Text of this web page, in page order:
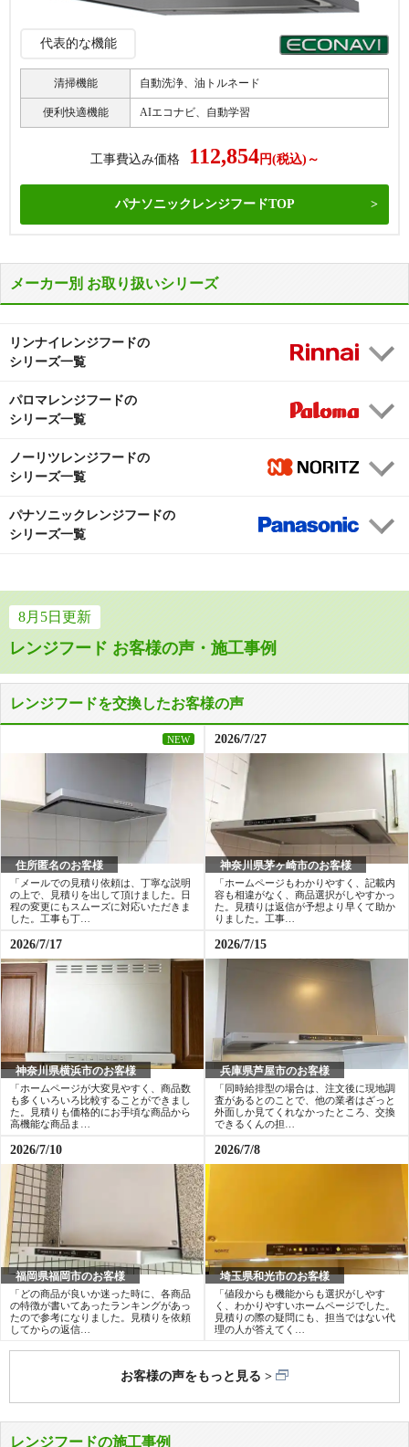
代表的な機能
清掃機能 自動洗浄、油トルネード
便利快適機能 AIエコナビ、自動学習
工事費込み価格 112,854円(税込)～
パナソニックレンジフードTOP
メーカー別 お取り扱いシリーズ
リンナイレンジフードの
シリーズ一覧
ハイグレード
TAGシリーズ
工事費込み
216,885円(税込)～
ハイグレード
工事費込み
ハイグレード
XGRシリーズ
工事費込み
176,866 円(税込)～
ミドルグレード
LGRシリーズ
工事費込み
150,994円(税込)～
ベーシックグレード
TLRシリーズ
4.7
122,244円(税込)～
パロマレンジフードの
シリーズ一覧
ハイグレード
VRACシリーズ
工事費込み
208,982円(税込)～
ハイグレード
WNBS-Hシリーズ
工事費込み
149,274
VRASシリーズ
4.8
工事費込み
174,035
ミドルグレード
WNBS-Yシリーズ
4.7
工事費込み
126,625
ベーシックグレード
工事費込み
123,050
ベーシックグレード
4.6
ノーリツレンジフードの
シリーズ一覧
ハイグレード
イージア
4.6
工事費込み
ハイグレード
クララタッチ
4.6
工事費込み
155,120
ミドルグレード
クララ(連動あり)
工事費込み
132,877
ベーシックグレード
クララ(連動なし)
110,356
ベーシックグレード
S20シリーズ
工事費込み
100,594円(税込)～
パナソニックレンジフードの
シリーズ一覧
DWDシリーズ
294,420
DNシリーズ
工事費込み
151,860
HGCシリーズ
工事費込み
123,678円(税込)～
ベーシックグレード
HZCシリーズ
工事費込み
112,854円(税込)～
8月5日更新
レンジフード お客様の声・施工事例
レンジフードを交換したお客様の声
NEW
住所匿名のお客様
「メールでの見積り依頼は、丁寧な説明
の上で、見積りを出して頂けました。日
程の変更にもスムーズに対応いただきま
した。工事も丁…
2026/7/27
神奈川県茅ヶ崎市のお客様
「ホームページもわかりやすく、記載内
容も相違がなく、商品選択がしやすかっ
た。見積りは返信が予想より早くて助か
りました。工事…
2026/7/17
神奈川県横浜市のお客様
「ホームページが大変見やすく、商品数
も多くいろいろ比較することができまし
た。見積りも価格的にお手頃な商品から
高機能な商品ま…
2026/7/15
兵庫県芦屋市のお客様
「同時給排型の場合は、注文後に現地調
査があるとのことで、他の業者はざっと
外面しか見てくれなかったところ、交換
できるくんの担…
2026/7/10
福岡県福岡市のお客様
「どの商品が良いか迷った時に、各商品
の特徴が書いてあったランキングがあっ
たので参考になりました。見積りを依頼
してからの返信…
2026/7/8
埼玉県和光市のお客様
「値段からも機能からも選択がしやす
く、わかりやすいホームページでした。
見積りの際の疑問にも、担当ではない代
理の人が答えてく…
お客様の声をもっと見る
レンジフードの施工事例